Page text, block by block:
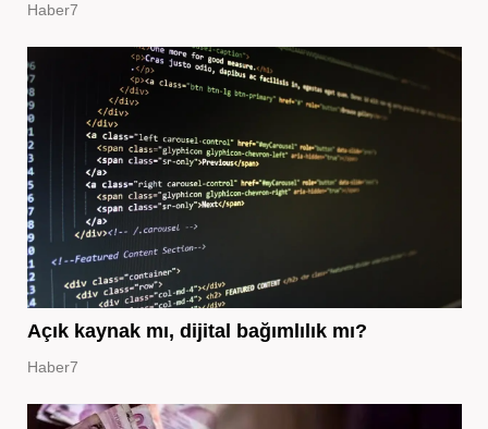
Haber7
Açık kaynak mı, dijital bağımlılık mı?
Haber7